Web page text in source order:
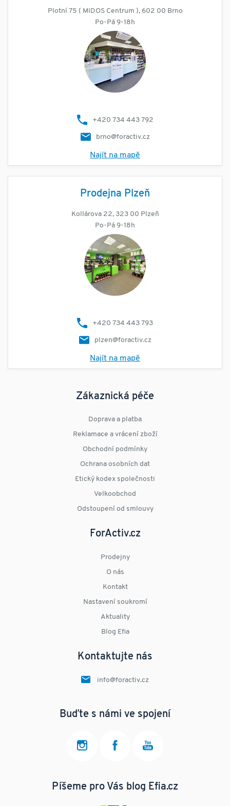
Plotní 75 ( MIDOS Centrum ), 602 00 Brno
Po-Pá 9-18h
+420 734 443 792
brno@foractiv.cz
Najít na mapě
Prodejna Plzeň
Kollárova 22, 323 00 Plzeň
Po-Pá 9-18h
+420 734 443 793
plzen@foractiv.cz
Najít na mapě
Zákaznická péče
Doprava a platba
Reklamace a vrácení zboží
Obchodní podmínky
Ochrana osobních dat
Etický kodex společnosti
Velkoobchod
Odstoupení od smlouvy
ForActiv.cz
Prodejny
O nás
Kontakt
Nastavení soukromí
Aktuality
Blog Efia
Kontaktujte nás
info@foractiv.cz
Buďte s námi ve spojení
Píšeme pro Vás blog Efia.cz